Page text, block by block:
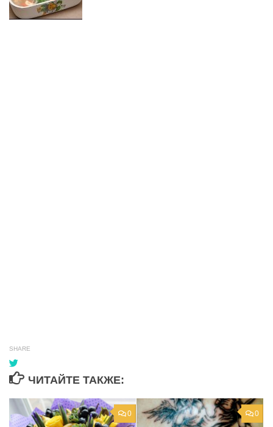
SHARE
ЧИТАЙТЕ ТАКЖЕ:
0 0